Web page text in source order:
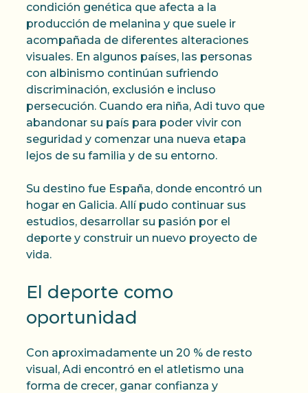
condición genética que afecta a la
producción de melanina y que suele ir
acompañada de diferentes alteraciones
visuales. En algunos países, las personas
con albinismo continúan sufriendo
discriminación, exclusión e incluso
persecución. Cuando era niña, Adi tuvo que
abandonar su país para poder vivir con
seguridad y comenzar una nueva etapa
lejos de su familia y de su entorno.
Su destino fue España, donde encontró un
hogar en Galicia. Allí pudo continuar sus
estudios, desarrollar su pasión por el
deporte y construir un nuevo proyecto de
vida.
El deporte como
oportunidad
Con aproximadamente un 20 % de resto
visual, Adi encontró en el atletismo una
forma de crecer, ganar confianza y